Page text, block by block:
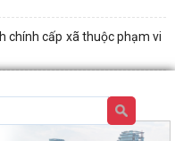
chính cấp xã thuộc phạm vi